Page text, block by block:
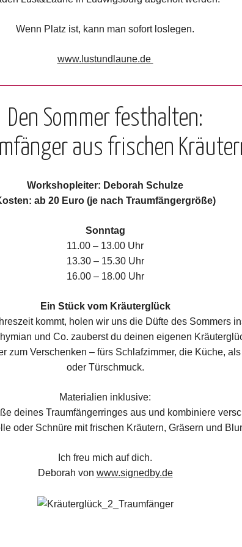
Wenn Platz ist, kann man sofort loslegen.
www.lustundlaune.de
Den Sommer festhalten:
aus frischen
Workshopleiter: Deborah Schulze
ab 20 Euro (je nach Traumfängergröße)
Sonntag
11.00 – 13.00 Uhr
13.30 – 15.30 Uhr
16.00 – 18.00 Uhr
Ein Stück vom Kräuterglück
kommt, holen wir uns die Düfte des Sommers
und Co. zauberst du deinen eigenen
zum Verschenken – fürs Schlafzimmer, die Küche,
oder Türschmuck.
Materialien inklusive:
deines Traumfängerringes aus und kombiniere
oder Schnüre mit frischen Kräutern, Gräsern und
Ich freu mich auf dich.
Deborah von www.signedby.de